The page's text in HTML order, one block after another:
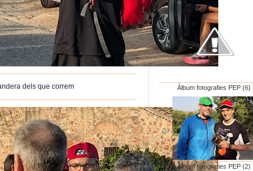
dels que correm Àlbum fotografies PEP (6)
Àlbum fotografies PEP (2)